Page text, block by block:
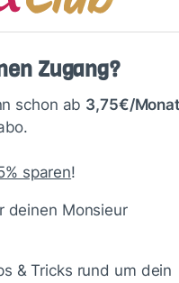
Zugang?
schon ab 3,75€/
sparen!
deinen Monsieur
& Tricks rund um dein